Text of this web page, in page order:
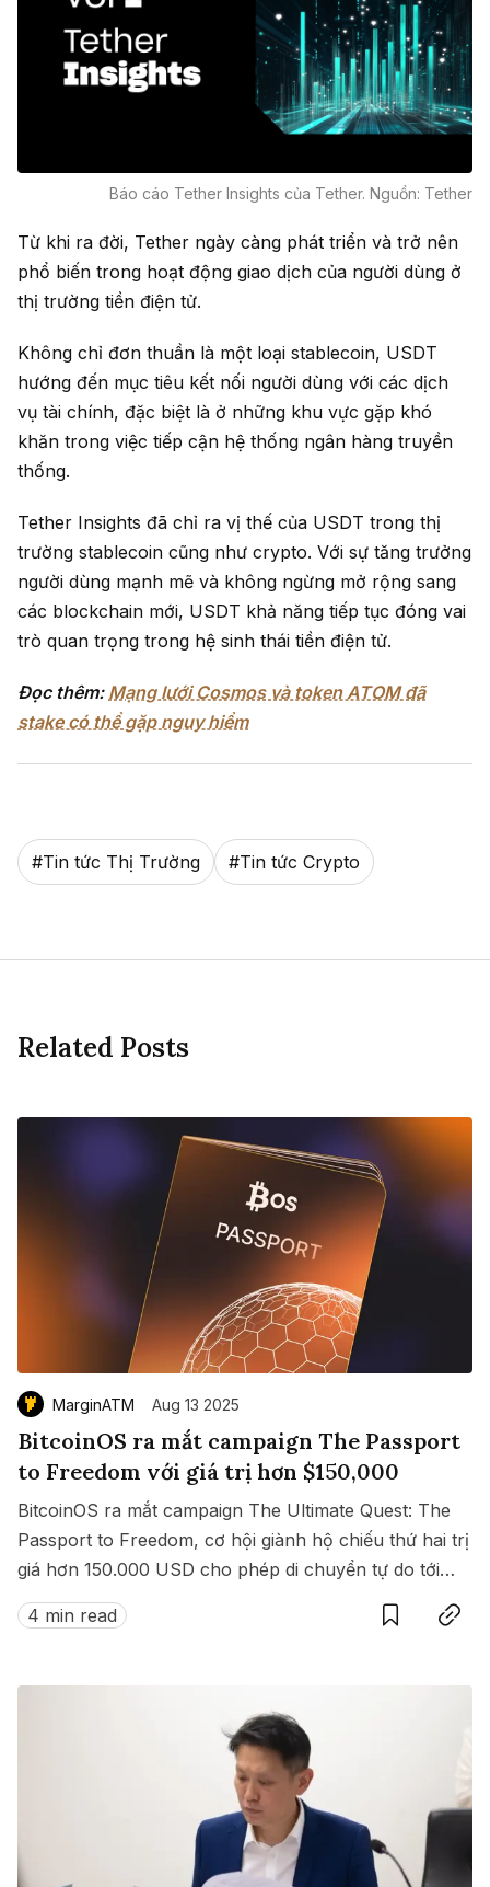
Báo cáo Tether Insights của Tether. Nguồn: Tether
Từ khi ra đời, Tether ngày càng phát triển và trở nên
phổ biến trong hoạt động giao dịch của người dùng ở
thị trường tiền điện tử.
Không chỉ đơn thuần là một loại stablecoin, USDT
hướng đến mục tiêu kết nối người dùng với các dịch
vụ tài chính, đặc biệt là ở những khu vực gặp khó
khăn trong việc tiếp cận hệ thống ngân hàng truyền
thống.
Tether Insights đã chỉ ra vị thế của USDT trong thị
trường stablecoin cũng như crypto. Với sự tăng trưởng
người dùng mạnh mẽ và không ngừng mở rộng sang
các blockchain mới, USDT khả năng tiếp tục đóng vai
trò quan trọng trong hệ sinh thái tiền điện tử.
Đọc thêm: Mạng lưới Cosmos và token ATOM đã
stake có thể gặp nguy hiểm
#Tin tức Thị Trường #Tin tức Crypto
Related Posts
MarginATM Aug 13 2025
BitcoinOS ra mắt campaign The Passport
to Freedom với giá trị hơn $150,000
BitcoinOS ra mắt campaign The Ultimate Quest: The
Passport to Freedom, cơ hội giành hộ chiếu thứ hai trị
giá hơn 150.000 USD cho phép di chuyển tự do tới
hàng loạt quốc gia không cần visa.
4 min read
SaveCopy link